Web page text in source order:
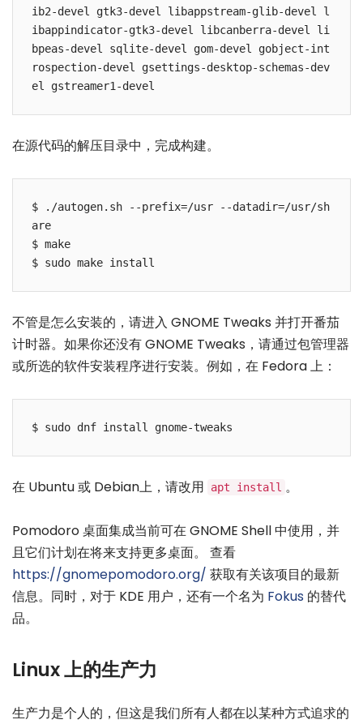
ib2-devel gtk3-devel libappstream-glib-devel l
ibappindicator-gtk3-devel libcanberra-devel li
bpeas-devel sqlite-devel gom-devel gobject-int
rospection-devel gsettings-desktop-schemas-dev
在源代码的解压目录中，完成构建。
$ ./autogen.sh --prefix=/usr --datadir=/usr/sh
are
$ make
不管是怎么安装的，请进入 GNOME Tweaks 并打开番茄
计时器。如果你还没有 GNOME Tweaks，请通过包管理器
或所选的软件安装程序进行安装。例如，在 Fedora 上：
在 Ubuntu 或 Debian上，请改用 apt install 。
Pomodoro 桌面集成当前可在 GNOME Shell 中使用，并
且它们计划在将来支持更多桌面。 查看
https://gnomepomodoro.org/ 获取有关该项目的最新
信息。同时，对于 KDE 用户，还有一个名为 Fokus 的替代
品。
Linux 上的生产力
生产力是个人的，但这是我们所有人都在以某种方式追求的